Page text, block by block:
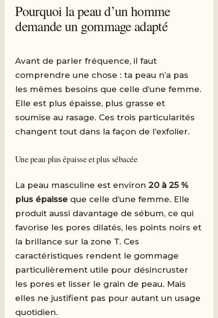
Pourquoi la peau d’un homme
demande un gommage adapté
Avant de parler fréquence, il faut
comprendre une chose : ta peau n’a pas
les mêmes besoins que celle d’une femme.
Elle est plus épaisse, plus grasse et
soumise au rasage. Ces trois particularités
changent tout dans la façon de l’exfolier.
Une peau plus épaisse et plus sébacée
La peau masculine est environ20 à 25 %
plus épaisse que celle d’une femme. Elle
produit aussi davantage de sébum, ce qui
favorise les pores dilatés, les points noirs et
la brillance sur la zone T. Ces
caractéristiques rendent le gommage
particulièrement utile pour désincruster
les pores et lisser le grain de peau. Mais
elles ne justifient pas pour autant un usage
quotidien.